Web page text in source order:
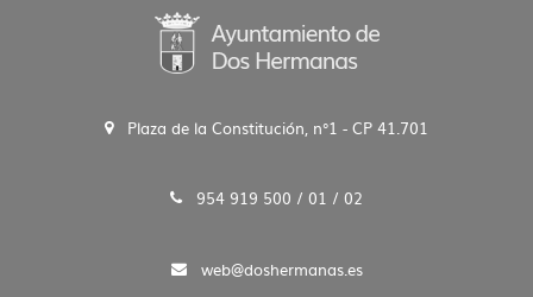
Plaza de la Constitución, n°1 - CP 41.701
954 919 500 / 01 / 02
web@doshermanas.es